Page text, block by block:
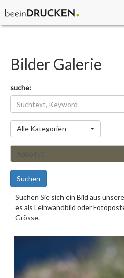
Bilder Galerie
suche:
Kategorie
Alle Kategorien
Suchen
Suchen Sie sich ein Bild aus
es als Leinwandbild oder
Grösse.